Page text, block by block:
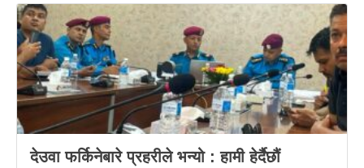
देउवा फर्किनेबारे प्रहरीले भन्यो : हामी हेर्दैछौं